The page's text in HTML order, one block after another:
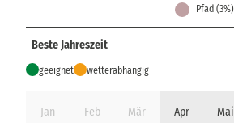
Pfad (3%)
Beste Jahreszeit
geeignet wetterabhängig
Jan Feb Mär Apr Mai